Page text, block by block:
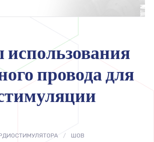
провода для
ШОВ